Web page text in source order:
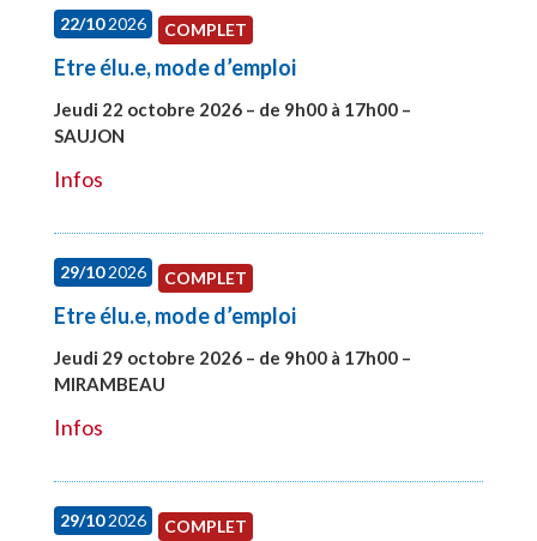
22/102026 COMPLET
Etre élu.e, mode d’emploi
Jeudi 22 octobre 2026 – de 9h00 à 17h00 –
SAUJON
Infos
29/102026 COMPLET
Etre élu.e, mode d’emploi
Jeudi 29 octobre 2026 – de 9h00 à 17h00 –
MIRAMBEAU
Infos
29/102026 COMPLET